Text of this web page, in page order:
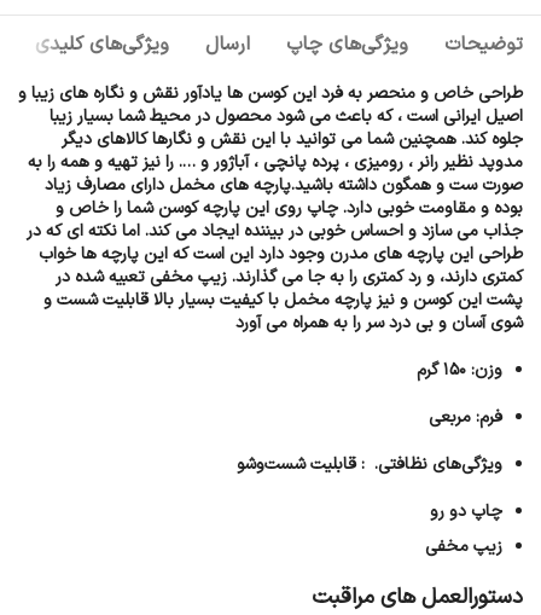
توضیحات ویژگی‌های چاپ ارسال ويژگی‌های کلیدی
طراحی خاص و منحصر به فرد این کوسن ها یادآور نقش و نگاره های زیبا و
اصیل ایرانی است ، که باعث می شود محصول در محیط شما بسیار زیبا
جلوه کند. همچنین شما می توانید با این نقش و نگارها کالاهای دیگر
مدوپد نظیر رانر ، رومیزی ، پرده پانچی ، آباژور و …. را نیز تهیه و همه را به
صورت ست و همگون داشته باشید.پارچه های مخمل دارای مصارف زیاد
بوده و مقاومت خوبی دارد. چاپ روی این پارچه کوسن شما را خاص و
جذاب می سازد و احساس خوبی در بیننده ایجاد می کند. اما نکته ای که در
طراحی این پارچه های مدرن وجود دارد این است که این پارچه ها خواب
کمتری دارند، و رد کمتری را به جا می گذارند. زیپ مخفی تعبیه شده در
پشت این کوسن و نیز پارچه مخمل با کیفیت بسیار بالا قابلیت شست و
شوی آسان و بی درد سر را به همراه می آورد
وزن: ۱۵۰ گرم
فرم: مربعی
ویژگی‌های نظافتی. : قابلیت شست‌وشو
چاپ دو رو
زیپ مخفی
دستورالعمل های مراقبت